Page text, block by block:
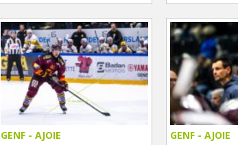
GENF - AJOIE GENF - AJOIE